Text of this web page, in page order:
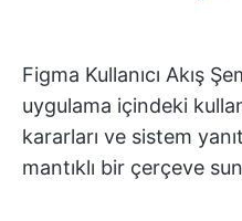
Figma Kullanıcı Akış
uygulama içindeki
kararları ve sistem
mantıklı bir çerçeve